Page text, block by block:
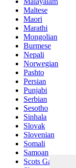
Maltese
Maori
Marathi
Mongolian
Burmese
Nepali
Norwegian
Pashto
Persian
Punjabi
Serbian
Sesotho
Sinhala
Slovak
Slovenian
Somali
Samoan
Scots Gaelic